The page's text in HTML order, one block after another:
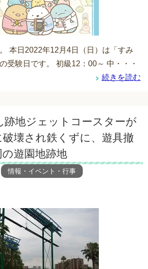
本日2022年12月4日（日）は「すみ
受験日です。 初級12：00～ 中・・・
続きを読む
跡地ジェットコースターが
破壊され鉄くずに、遊具撤
遊園地跡地
情報・イベント・行事